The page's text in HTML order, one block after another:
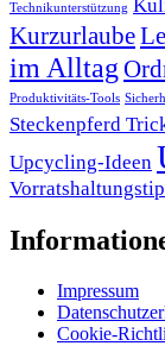
Technikunterstützung
Kurzurlaube
im Alltag
Produktivitäts-Tools
Steckenpferd
Upcycling-Ideen
Impressum
Cookie-